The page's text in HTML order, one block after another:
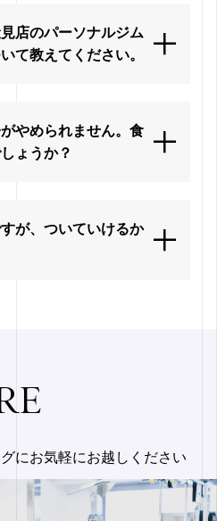
店のパーソナルジム
て教えてください。
やめられません。食
ょうか？
が、ついていけるか
にお気軽にお越しください